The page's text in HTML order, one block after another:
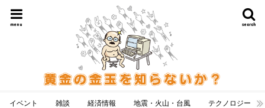
search
menu
イベント 雑談 経済情報 地震・火山・台風 テクノロジー